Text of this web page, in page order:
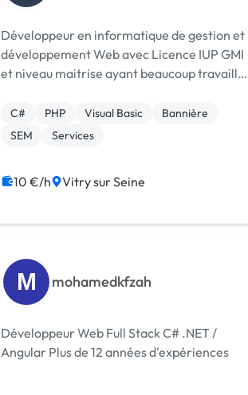
Développeur en informatique de gestion et
développement Web avec Licence IUP GMI
et niveau maitrise ayant beaucoup travaillé
plus utilisés (VB, Java, PHP, C#) ainsi
qu'avec les principaux SGBD (SQLServer,
C# PHP Visual Basic
Bannière
SEM
Services
10 €/h Vitry sur Seine
M mohamedkfzah
Développeur Web Full Stack C# .NET /
Angular Plus de 12 années d'expériences